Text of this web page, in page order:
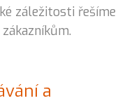
záležitosti řešíme
a